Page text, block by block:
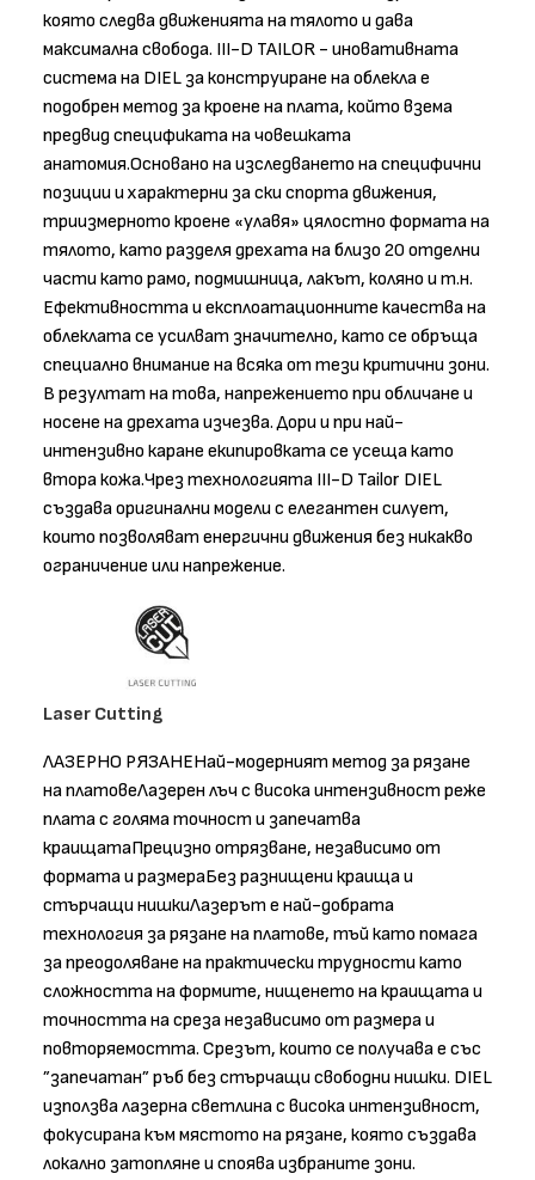
която следва движенията на тялото и дава
максимална свобода. III-D TAILOR - иновативната
система на DIEL за конструиране на облекла е
подобрен метод за кроене на плата, който взема
предвид спецификата на човешката
анатомия.Основано на изследването на специфични
позиции и характерни за ски спорта движения,
триизмерното кроене «улавя» цялостно формата на
тялото, като разделя дрехата на близо 20 отделни
части като рамо, подмишница, лакът, коляно и т.н.
Ефективността и експлоатационните качества на
облеклата се усилват значително, като се обръща
специално внимание на всяка от тези критични зони.
В резултат на това, напрежението при обличане и
носене на дрехата изчезва. Дори и при най-
интензивно каране екипировката се усеща като
втора кожа.Чрез технологията III-D Tailor DIEL
създава оригинални модели с елегантен силует,
които позволяват енергични движения без никакво
ограничение или напрежение.
Laser Cutting
ЛАЗЕРНО РЯЗАНЕНай-модерният метод за рязане
на платовеЛазерен лъч с висока интензивност реже
плата с голяма точност и запечатва
краищатаПрецизно отрязване, независимо от
формата и размераБез разнищени краища и
стърчащи нишкиЛазерът е най-добрата
технология за рязане на платове, тъй като помага
за преодоляване на практически трудности като
сложността на формите, нищенето на краищата и
точността на среза независимо от размера и
повторяемостта. Срезът, които се получава е със
”запечатан” ръб без стърчащи свободни нишки. DIEL
използва лазерна светлина с висока интензивност,
фокусирана към мястото на рязане, която създава
локално затопляне и споява избраните зони.